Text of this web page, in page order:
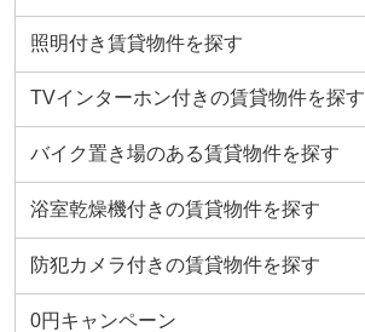
照明付き賃貸物件を探す
TVインターホン付きの賃貸物件を探す
バイク置き場のある賃貸物件を探す
浴室乾燥機付きの賃貸物件を探す
防犯カメラ付きの賃貸物件を探す
0円キャンペーン